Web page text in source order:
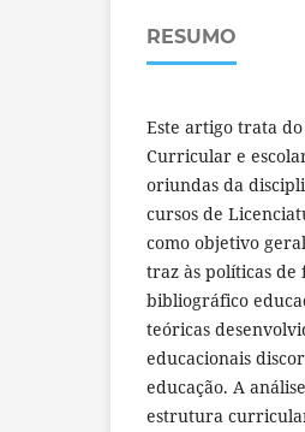
RESUMO
Este artigo trata
Curricular e
oriundas da
cursos de
como objetivo
traz às políticas de
bibliográfico
teóricas
educacionais
educação. A
estrutura